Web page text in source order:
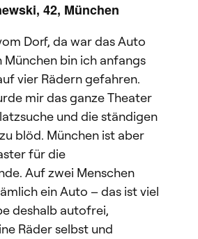
42, München
Dorf, da war das Auto
München bin ich anfangs
vier Rädern gefahren.
mir das ganze Theater
und die ständigen
blöd. München ist aber
für die
Auf zwei Menschen
ein Auto – das ist viel
deshalb autofrei,
Räder selbst und